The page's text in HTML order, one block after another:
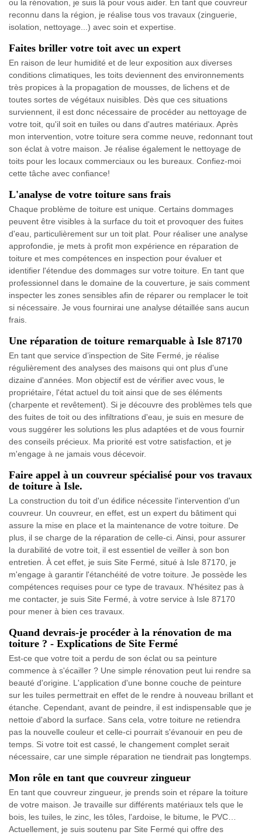
ou la rénovation, je suis là pour vous aider. En tant que couvreur
reconnu dans la région, je réalise tous vos travaux (zinguerie,
isolation, nettoyage...) avec soin et expertise.
Faites briller votre toit avec un expert
En raison de leur humidité et de leur exposition aux diverses
conditions climatiques, les toits deviennent des environnements
très propices à la propagation de mousses, de lichens et de
toutes sortes de végétaux nuisibles. Dès que ces situations
surviennent, il est donc nécessaire de procéder au nettoyage de
votre toit, qu'il soit en tuiles ou dans d'autres matériaux. Après
mon intervention, votre toiture sera comme neuve, redonnant tout
son éclat à votre maison. Je réalise également le nettoyage de
toits pour les locaux commerciaux ou les bureaux. Confiez-moi
cette tâche avec confiance!
L'analyse de votre toiture sans frais
Chaque problème de toiture est unique. Certains dommages
peuvent être visibles à la surface du toit et provoquer des fuites
d'eau, particulièrement sur un toit plat. Pour réaliser une analyse
approfondie, je mets à profit mon expérience en réparation de
toiture et mes compétences en inspection pour évaluer et
identifier l'étendue des dommages sur votre toiture. En tant que
professionnel dans le domaine de la couverture, je sais comment
inspecter les zones sensibles afin de réparer ou remplacer le toit
si nécessaire. Je vous fournirai une analyse détaillée sans aucun
frais.
Une réparation de toiture remarquable à Isle 87170
En tant que service d’inspection de Site Fermé, je réalise
régulièrement des analyses des maisons qui ont plus d'une
dizaine d'années. Mon objectif est de vérifier avec vous, le
propriétaire, l'état actuel du toit ainsi que de ses éléments
(charpente et revêtement). Si je découvre des problèmes tels que
des fuites de toit ou des infiltrations d'eau, je suis en mesure de
vous suggérer les solutions les plus adaptées et de vous fournir
des conseils précieux. Ma priorité est votre satisfaction, et je
m'engage à ne jamais vous décevoir.
Faire appel à un couvreur spécialisé pour vos travaux
de toiture à Isle.
La construction du toit d'un édifice nécessite l'intervention d'un
couvreur. Un couvreur, en effet, est un expert du bâtiment qui
assure la mise en place et la maintenance de votre toiture. De
plus, il se charge de la réparation de celle-ci. Ainsi, pour assurer
la durabilité de votre toit, il est essentiel de veiller à son bon
entretien. À cet effet, je suis Site Fermé, situé à Isle 87170, je
m'engage à garantir l'étanchéité de votre toiture. Je possède les
compétences requises pour ce type de travaux. N'hésitez pas à
me contacter, je suis Site Fermé, à votre service à Isle 87170
pour mener à bien ces travaux.
Quand devrais-je procéder à la rénovation de ma
toiture ? - Explications de Site Fermé
Est-ce que votre toit a perdu de son éclat ou sa peinture
commence à s'écailler ? Une simple rénovation peut lui rendre sa
beauté d'origine. L'application d'une bonne couche de peinture
sur les tuiles permettrait en effet de le rendre à nouveau brillant et
étanche. Cependant, avant de peindre, il est indispensable que je
nettoie d'abord la surface. Sans cela, votre toiture ne retiendra
pas la nouvelle couleur et celle-ci pourrait s'évanouir en peu de
temps. Si votre toit est cassé, le changement complet serait
nécessaire, car une simple réparation ne tiendrait pas longtemps.
Mon rôle en tant que couvreur zingueur
En tant que couvreur zingueur, je prends soin et répare la toiture
de votre maison. Je travaille sur différents matériaux tels que le
bois, les tuiles, le zinc, les tôles, l'ardoise, le bitume, le PVC…
Actuellement, je suis soutenu par Site Fermé qui offre des